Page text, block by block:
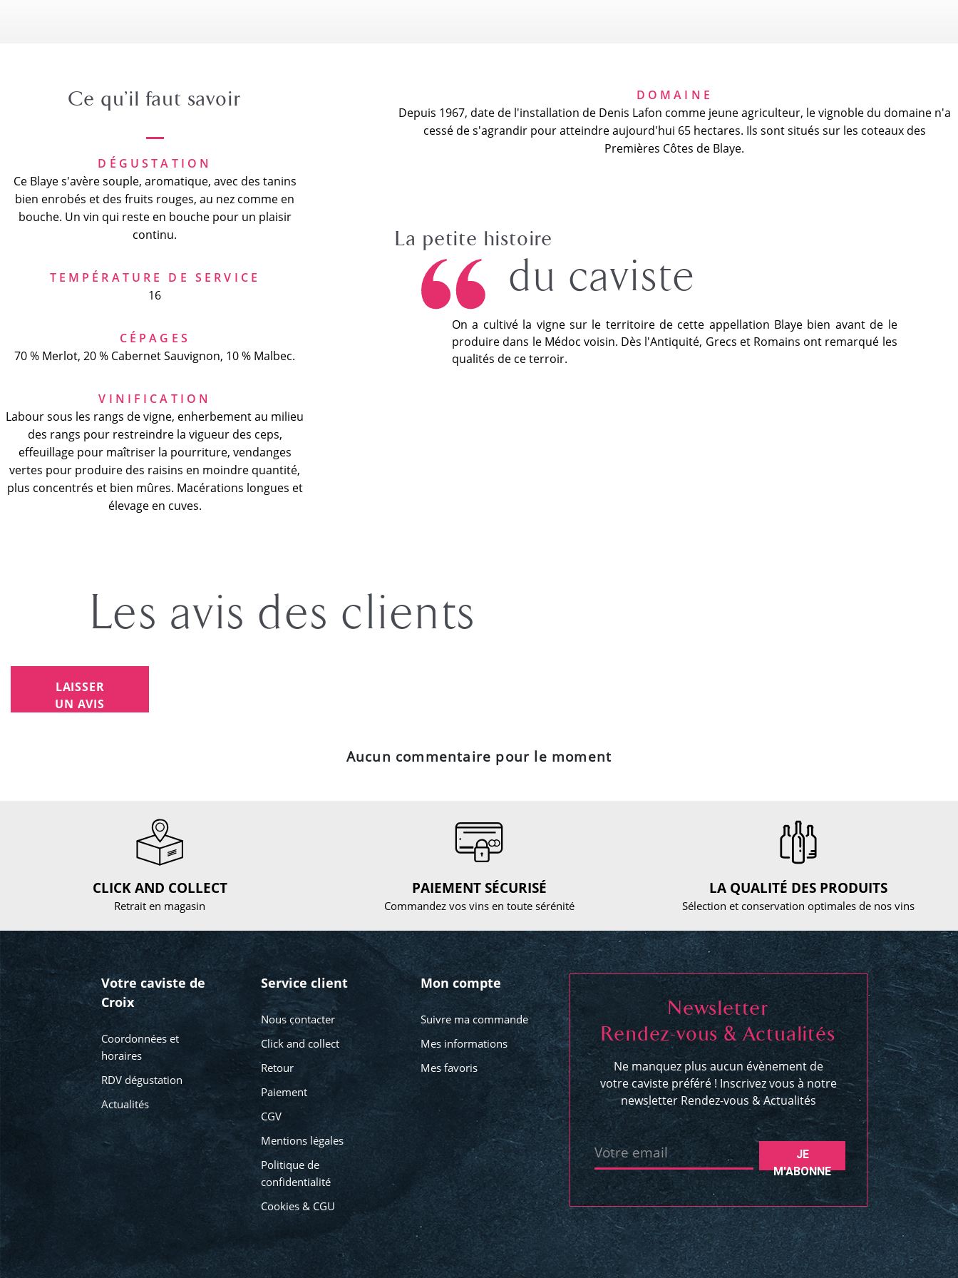
Ce qu’il faut savoir
DÉGUSTATION
Ce Blaye s'avère souple, aromatique, avec des tanins
bien enrobés et des fruits rouges, au nez comme en
bouche. Un vin qui reste en bouche pour un plaisir
continu.
TEMPÉRATURE DE SERVICE
16
CÉPAGES
70 % Merlot, 20 % Cabernet Sauvignon, 10 % Malbec.
VINIFICATION
Labour sous les rangs de vigne, enherbement au milieu
des rangs pour restreindre la vigueur des ceps,
effeuillage pour maîtriser la pourriture, vendanges
vertes pour produire des raisins en moindre quantité,
plus concentrés et bien mûres. Macérations longues et
élevage en cuves.
DOMAINE
Depuis 1967, date de l'installation de Denis Lafon comme jeune agriculteur, le vignoble du domaine n'a
cessé de s'agrandir pour atteindre aujourd'hui 65 hectares. Ils sont situés sur les coteaux des
Premières Côtes de Blaye.
La petite histoire
du caviste
On a cultivé la vigne sur le territoire de cette appellation Blaye bien avant de le
produire dans le Médoc voisin. Dès l'Antiquité, Grecs et Romains ont remarqué les
qualités de ce terroir.
Les avis des clients
LAISSER
UN AVIS
Aucun commentaire pour le moment
CLICK AND COLLECT
Retrait en magasin
PAIEMENT SÉCURISÉ
Commandez vos vins en toute sérénité
LA QUALITÉ DES PRODUITS
Sélection et conservation optimales de nos vins
Votre caviste de
Croix
Coordonnées et
horaires
RDV dégustation
Actualités
Service client
Nous contacter
Click and collect
Retour
Paiement
CGV
Mentions légales
Politique de
confidentialité
Cookies & CGU
Mon compte
Suivre ma commande
Mes informations
Mes favoris
Newsletter
Rendez-vous & Actualités
Ne manquez plus aucun évènement de
votre caviste préféré ! Inscrivez vous à notre
newsletter Rendez-vous & Actualités
Votre email
JE
M'ABONNE